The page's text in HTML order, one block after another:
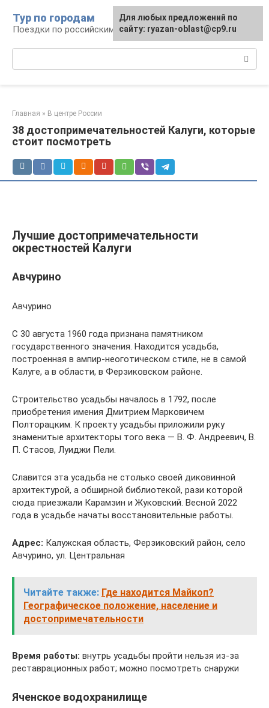
контенту
Тур по городам
Поездки по российским городам
Главная » В центре России
38 достопримечательностей Калуги, которые
стоит посмотреть
Лучшие достопримечательности
окрестностей Калуги
Авчурино
Авчурино
С 30 августа 1960 года признана памятником
государственного значения. Находится усадьба,
построенная в ампир-неоготическом стиле, не в самой
Калуге, а в области, в Ферзиковском районе.
Строительство усадьбы началось в 1792, после
приобретения имения Дмитрием Марковичем
Полторацким. К проекту усадьбы приложили руку
знаменитые архитекторы того века — В. Ф. Андреевич, В.
П. Стасов, Луиджи Пели.
Славится эта усадьба не столько своей диковинной
архитектурой, а обширной библиотекой, рази которой
сюда приезжали Карамзин и Жуковский. Весной 2022
года в усадьбе начаты восстановительные работы.
Адрес: Калужская область, Ферзиковский район, село
Авчурино, ул. Центральная
Читайте также: Где находится Майкоп?
Географическое положение, население и
достопримечательности
Время работы: внутрь усадьбы пройти нельзя из-за
реставрационных работ; можно посмотреть снаружи
Яченское водохранилище
Для любых предложений по
сайту: ryazan-oblast@cp9.ru